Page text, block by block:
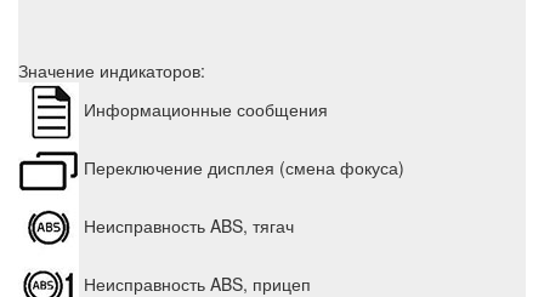
Значение индикаторов:
Информационные сообщения
Переключение дисплея (смена фокуса)
Неисправность ABS, тягач
Неисправность ABS, прицеп